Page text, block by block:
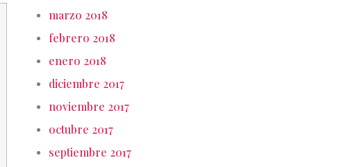
marzo 2018
febrero 2018
enero 2018
diciembre 2017
noviembre 2017
octubre 2017
septiembre 2017